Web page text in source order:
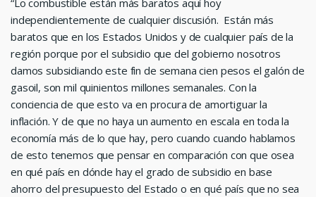
independientemente de cualquier discusión. Están más
baratos que en los Estados Unidos y de cualquier país de la
región porque por el subsidio que del gobierno nosotros
damos subsidiando este fin de semana cien pesos el galón de
gasoil, son mil quinientos millones semanales. Con la
conciencia de que esto va en procura de amortiguar la
inflación. Y de que no haya un aumento en escala en toda la
economía más de lo que hay, pero cuando cuando hablamos
de esto tenemos que pensar en comparación con que osea
en qué país en dónde hay el grado de subsidio en base
ahorro del presupuesto del Estado o en qué país que no sea